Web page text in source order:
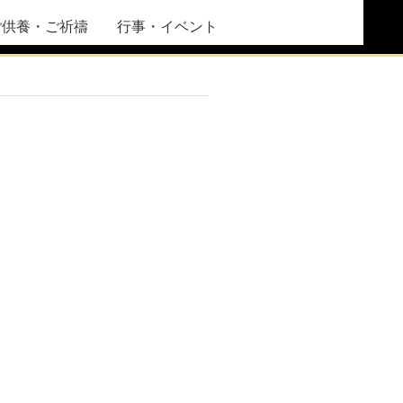
供養・ご祈禱 行事・イベント